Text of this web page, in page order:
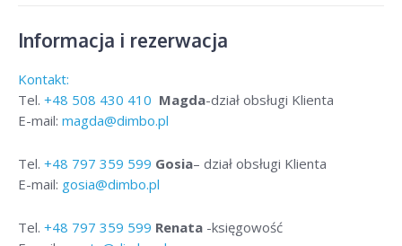
Informacja i rezerwacja
Kontakt:
Tel. +48 508 430 410 Magda-dział obsługi Klienta
E-mail: magda@dimbo.pl
Tel. +48 797 359 599 Gosia– dział obsługi Klienta
E-mail: gosia@dimbo.pl
Tel. +48 797 359 599 Renata -księgowość